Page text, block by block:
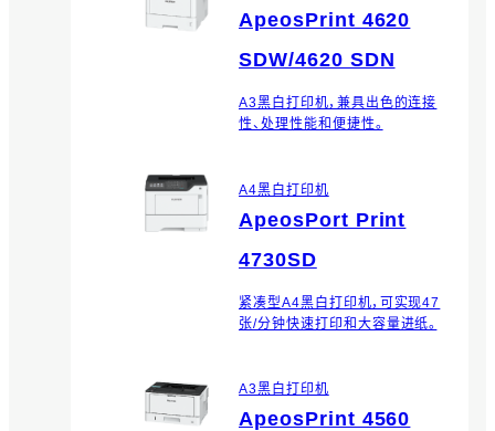
会直接保存到指定的存储位置，且
化扫描工作。
无纸化传真专递
存在文件夹中、转发和排序的应用
程序。
当主数码多功能设备或打印机占
否需要身份验证。
ApeosPrint 4620
SDW/4620 SDN
A3黑白打印机，兼具出色的连接
性、处理性能和便捷性。
A4黑白打印机
ApeosPort Print
4730SD
紧凑型A4黑白打印机，可实现47
张/分钟快速打印和大容量进纸。
A3黑白打印机
ApeosPrint 4560